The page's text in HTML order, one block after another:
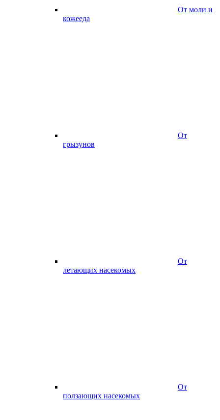
От моли и
кожееда
От
грызунов
От
летающих насекомых
От
ползающих насекомых